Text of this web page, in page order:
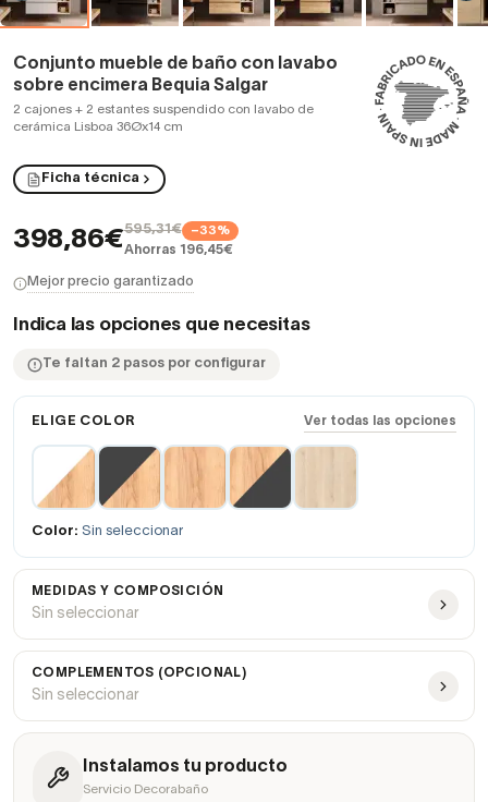
Conjunto mueble de baño con lavabo
sobre encimera Bequia Salgar
2 cajones + 2 estantes suspendido con lavabo de
cerámica Lisboa 36Øx14 cm
Ficha técnica
398,86€595,31€ −33%
Ahorras 196,45€
Mejor precio garantizado
Indica las opciones que necesitas
Te faltan 2 pasos por configurar
ELIGE COLOR Ver todas las opciones
Color: Sin seleccionar
MEDIDAS Y COMPOSICIÓN
Sin seleccionar
COMPLEMENTOS (OPCIONAL)
Sin seleccionar
Instalamos tu producto
Servicio Decorabaño